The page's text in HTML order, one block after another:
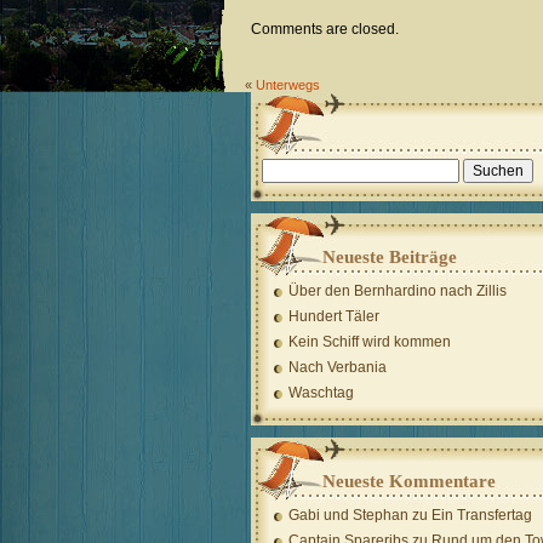
Comments are closed.
« Unterwegs
Suchen
nach:
Neueste Beiträge
Über den Bernhardino nach Zillis
Hundert Täler
Kein Schiff wird kommen
Nach Verbania
Waschtag
Neueste Kommentare
Gabi und Stephan zu Ein Transfertag